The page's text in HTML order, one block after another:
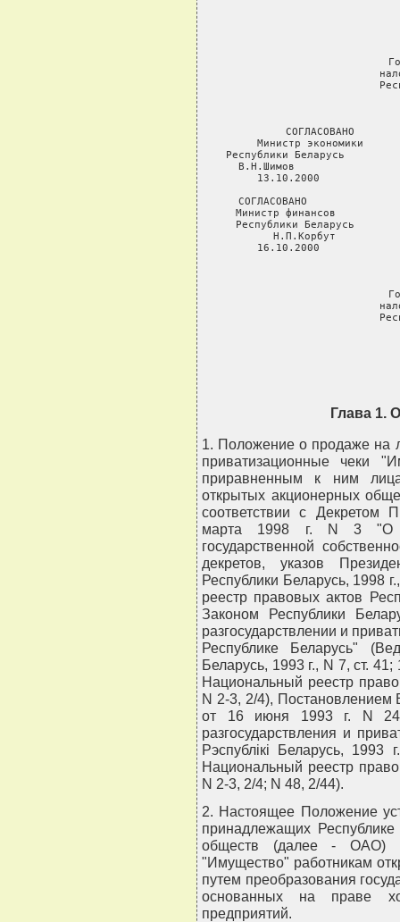
СОГЛАСОВАНО
Министр экономики
Республики Беларусь
В.Н.Шимов
13.10.2000
СОГЛАСОВАНО
Министр финансов
Республики Беларусь
Н.П.Корбут
16.10.2000
Глава
1. Положение о продаже на
приватизационные чеки
приравненным к ним
открытых акционерных
соответствии с Декретом
марта 1998 г. N 3 "О
государственной
декретов, указов
Республики Беларусь, 1998
реестр правовых актов
Законом Республики
разгосударствлении и
Республике Беларусь"
Беларусь, 1993 г., N 7, ст. 41;
Национальный реестр
N 2-3, 2/4), Постановлением
от 16 июня 1993 г. N
разгосударствления и
Рэспублiкi Беларусь, 1993
Национальный реестр
N 2-3, 2/4; N 48, 2/44).
2. Настоящее Положение
принадлежащих
обществ (далее - ОАО)
"Имущество" работникам
путем преобразования
основанных на праве
предприятий.